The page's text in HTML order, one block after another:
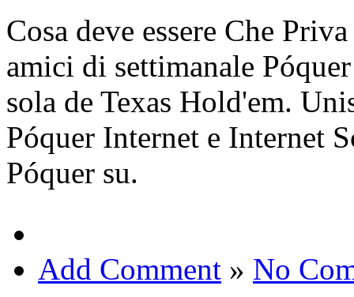
Cosa deve essere Che
amici di settimanale
sola de Texas Hold'em.
Póquer Internet e Internet
Póquer su.
Add Comment » No